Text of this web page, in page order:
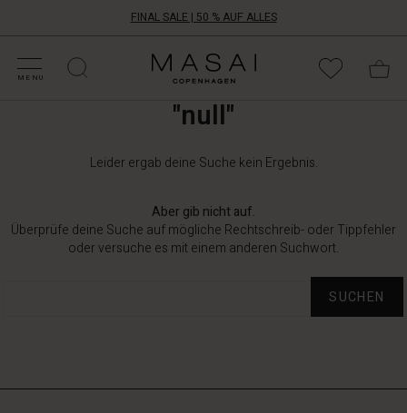
FINAL SALE | 50 % AUF ALLES
MENU
VERANTWORTUNG
Masai
Clothing
"null"
Leider ergab deine Suche kein Ergebnis.
Aber gib nicht auf.
Überprüfe deine Suche auf mögliche Rechtschreib- oder Tippfehler
oder versuche es mit einem anderen Suchwort.
SUCHEN
VERANTWORTUNG